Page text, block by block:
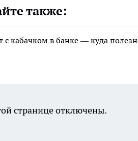
также:
в банке — куда
странице отключены.